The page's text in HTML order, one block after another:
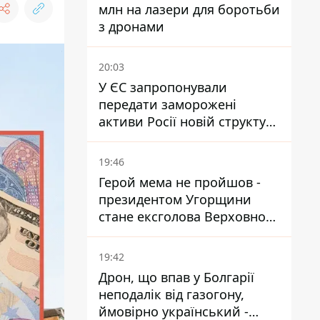
млн на лазери для боротьби
з дронами
20:03
У ЄС запропонували
передати заморожені
активи Росії новій структурі
блоку
19:46
Герой мема не пройшов -
президентом Угорщини
стане ексголова Верховного
Суду, якого критикував
Орбан
19:42
Дрон, що впав у Болгарії
неподалік від газогону,
ймовірно український -